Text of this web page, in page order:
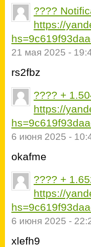
????
https://
21 мая 2025 -
rs2fbz
???? +
https://
6 июня 2025 -
okafme
???? +
https://
6 июня 2025 -
xlefh9